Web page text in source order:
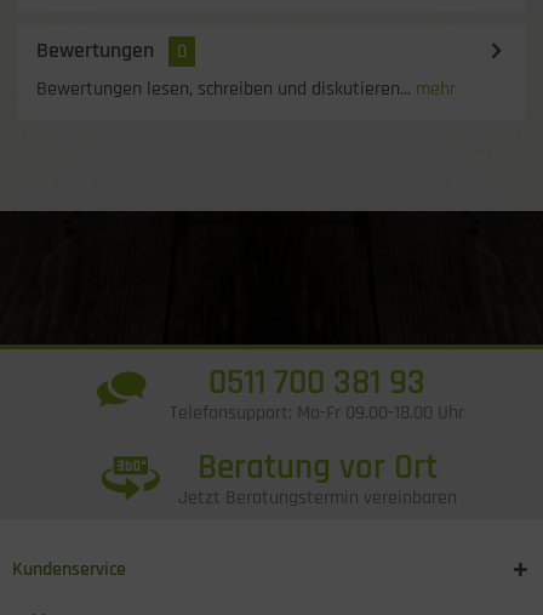
Bewertungen
0
Bewertungen lesen, schreiben und diskutieren... mehr
0511 700 381 93
Telefonsupport: Mo-Fr 09.00-18.00 Uhr
Beratung vor Ort
Jetzt Beratungstermin vereinbaren
Kundenservice